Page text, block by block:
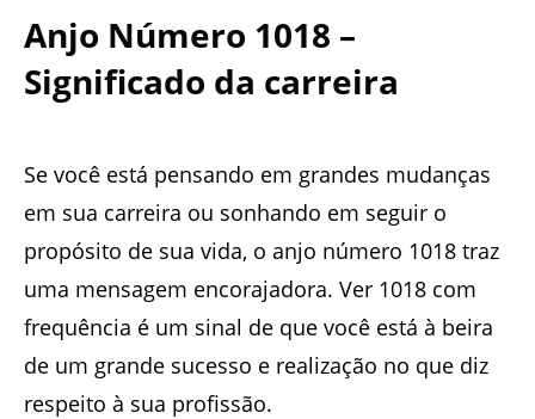
Anjo Número 1018 –
Significado da carreira
Se você está pensando em grandes mudanças
em sua carreira ou sonhando em seguir o
propósito de sua vida, o anjo número 1018 traz
uma mensagem encorajadora. Ver 1018 com
frequência é um sinal de que você está à beira
de um grande sucesso e realização no que diz
respeito à sua profissão.